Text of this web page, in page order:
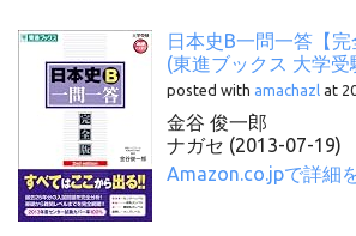
日本史B一問一答【
(東進ブックス 大学
posted with amachazl at
金谷 俊一郎
ナガセ (2013-07-19)
Amazon.co.jpで詳細